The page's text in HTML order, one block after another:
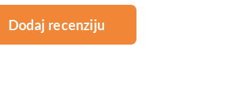
Dodaj recenziju